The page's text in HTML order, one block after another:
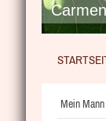
Mein Mann